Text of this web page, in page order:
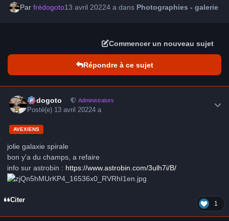
Parfrédogoto13 avril 20224 a dans Photographies - galerie
Commencer un nouveau sujet
Répondre à ce sujet
frédogoto Administrators
Posté(e) 13 avril 20224 a
AVEXIENS
jolie galaxie spirale
bon y'a du champs, a refaire
info sur astrobin : https://www.astrobin.com/3ulh7i/B/
Citer 1